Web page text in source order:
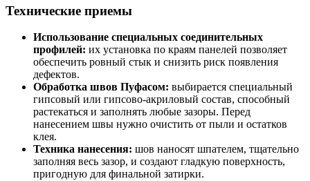
Технические приемы
Использование специальных соединительных
профилей: их установка по краям панелей позволяет
обеспечить ровный стык и снизить риск появления
дефектов.
Обработка швов Пуфасом: выбирается специальный
гипсовый или гипсово-акриловый состав, способный
растекаться и заполнять любые зазоры. Перед
нанесением швы нужно очистить от пыли и остатков
клея.
Техника нанесения: шов наносят шпателем, тщательно
заполняя весь зазор, и создают гладкую поверхность,
пригодную для финальной затирки.